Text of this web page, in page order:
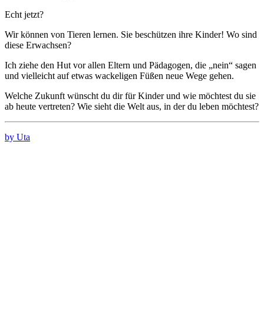
Echt jetzt?
Wir können von Tieren lernen. Sie beschützen ihre Kinder! Wo sind
diese Erwachsen?
Ich ziehe den Hut vor allen Eltern und Pädagogen, die „nein“ sagen
und vielleicht auf etwas wackeligen Füßen neue Wege gehen.
Welche Zukunft wünscht du dir für Kinder und wie möchtest du sie
ab heute vertreten? Wie sieht die Welt aus, in der du leben möchtest?
by Uta